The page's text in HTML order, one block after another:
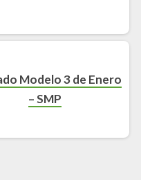
Modelo 3 de Enero
– SMP